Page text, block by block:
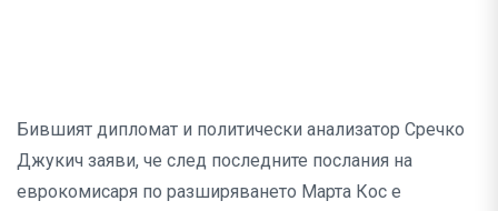
Бившият дипломат и политически анализатор Сречко
Джукич заяви, че след последните послания на
еврокомисаря по разширяването Марта Кос е